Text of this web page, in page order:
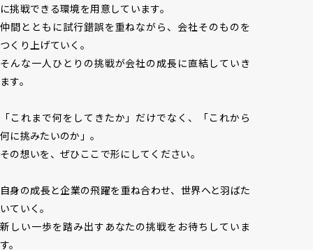
に挑戦できる環境を用意しています。
仲間とともに試行錯誤を重ねながら、会社そのものを
つくり上げていく。
そんな一人ひとりの挑戦が会社の成長に直結していき
ます。
「これまで何をしてきたか」だけでなく、「これから
何に挑みたいのか」。
その想いを、ぜひここで形にしてください。
自身の成長と企業の飛躍を重ね合わせ、世界へと羽ばた
いていく。
新しい一歩を踏み出すあなたの挑戦をお待ちしていま
す。